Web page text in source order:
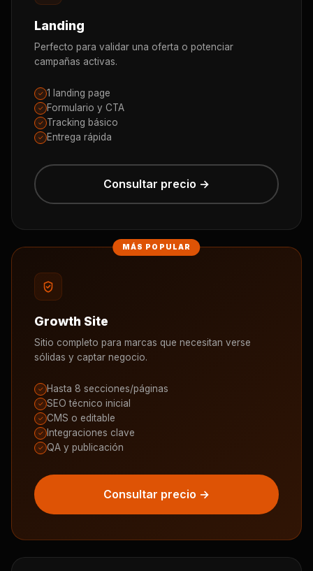
Landing
Perfecto para validar una oferta o potenciar
campañas activas.
✓ 1 landing page
✓ Formulario y CTA
✓ Tracking básico
✓ Entrega rápida
Consultar precio →
Growth Site
Sitio completo para marcas que necesitan verse
sólidas y captar negocio.
✓ Hasta 8 secciones/páginas
✓ SEO técnico inicial
✓ CMS o editable
✓ Integraciones clave
✓ QA y publicación
Consultar precio →